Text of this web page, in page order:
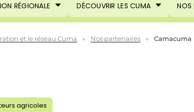
RÉGIONALE DÉCOUVRIR LES CUMA NOS
et le réseau Cuma » Nos partenaires » Camacuma
agricoles